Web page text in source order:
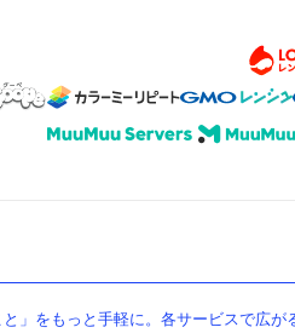
」をもっと手軽に。各サービスで広が